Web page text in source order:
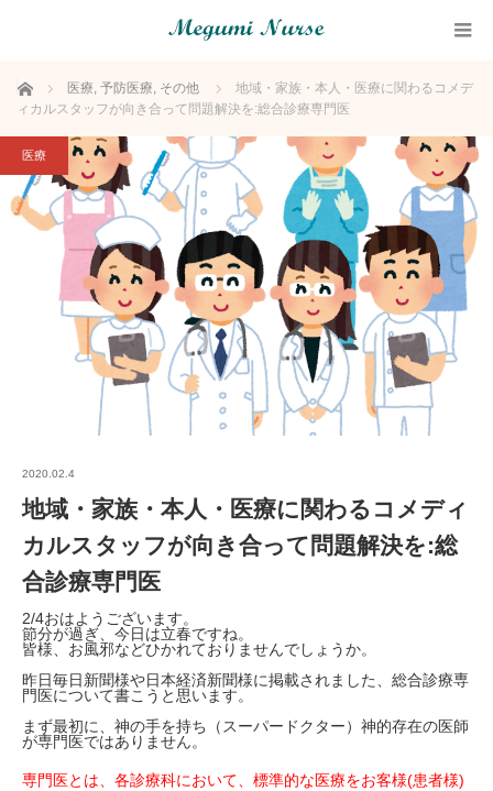
ホーム 医療, 予防医療, その他
地域・家族・本人・医療に関わるコメデ
ィカルスタッフが向き合って問題解決を:総合診療専門医
医療
2020.02.4
地域・家族・本人・医療に関わるコメディ
カルスタッフが向き合って問題解決を:総
合診療専門医
2/4おはようございます。
節分が過ぎ、今日は立春ですね。
皆様、お風邪などひかれておりませんでしょうか。
昨日毎日新聞様や日本経済新聞様に掲載されました、総合診療専
門医について書こうと思います。
まず最初に、神の手を持ち（スーパードクター）神的存在の医師
が専門医ではありません。
専門医とは、各診療科において、標準的な医療をお客様(患者様)